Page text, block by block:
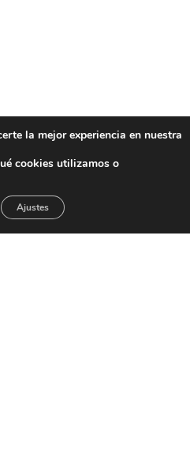
la mejor experiencia en nuestra
cookies utilizamos o
Ajustes